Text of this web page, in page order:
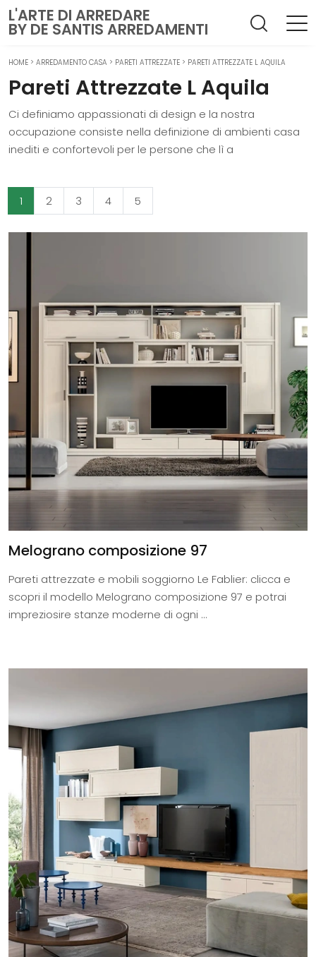
L'ARTE DI ARREDARE
BY DE SANTIS ARREDAMENTI
HOME > ARREDAMENTO CASA > PARETI ATTREZZATE > PARETI ATTREZZATE L AQUILA
Pareti Attrezzate L Aquila
Ci definiamo appassionati di design e la nostra
occupazione consiste nella definizione di ambienti casa
inediti e confortevoli per le persone che lì a
1 2 3 4 5
Melograno composizione 97
Pareti attrezzate e mobili soggiorno Le Fablier: clicca e
scopri il modello Melograno composizione 97 e potrai
impreziosire stanze moderne di ogni ...